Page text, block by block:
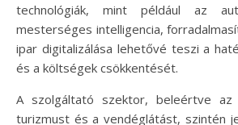
technológiák, mint például az
mesterséges intelligencia,
ipar digitalizálása lehetővé teszi a
és a költségek csökkentését.
A szolgáltató szektor, beleértve az
turizmust és a vendéglátást, szintén